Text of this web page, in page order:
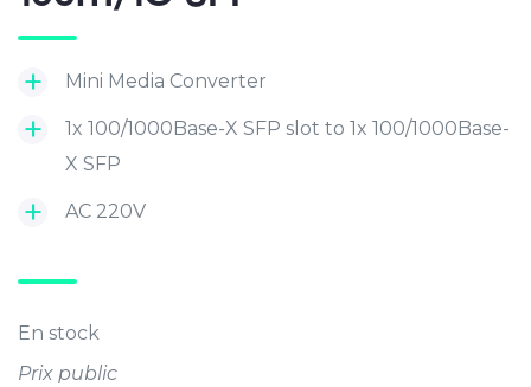
Mini Media Converter
1x 100/1000Base-X SFP slot to 1x 100/1000Base-
X SFP
AC 220V
En stock
Prix public